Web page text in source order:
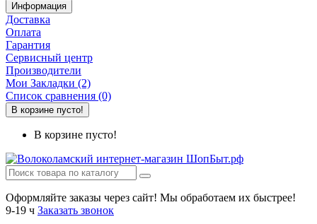
Информация
Доставка
Оплата
Гарантия
Сервисный центр
Производители
Мои Закладки (2)
Список сравнения (0)
В корзине пусто!
В корзине пусто!
Оформляйте заказы через сайт! Мы обработаем их быстрее!
9-19 ч Заказать звонок